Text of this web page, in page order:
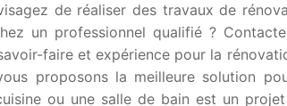
de réaliser des travaux de
un professionnel qualifié ?
faire et expérience pour la
proposons la meilleure solution
ou une salle de bain est un